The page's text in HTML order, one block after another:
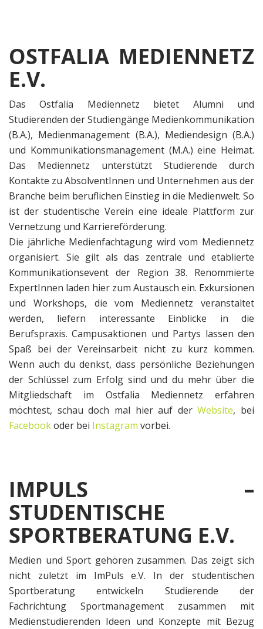
OSTFALIA MEDIENNETZ
E.V.
Das Ostfalia Mediennetz bietet Alumni und
Studierenden der Studiengänge Medienkommunikation
(B.A.), Medienmanagement (B.A.), Mediendesign (B.A.)
und Kommunikationsmanagement (M.A.) eine Heimat.
Das Mediennetz unterstützt Studierende durch
Kontakte zu AbsolventInnen und Unternehmen aus der
Branche beim beruflichen Einstieg in die Medienwelt. So
ist der studentische Verein eine ideale Plattform zur
Vernetzung und Karriereförderung.
Die jährliche Medienfachtagung wird vom Mediennetz
organisiert. Sie gilt als das zentrale und etablierte
Kommunikationsevent der Region 38. Renommierte
ExpertInnen laden hier zum Austausch ein. Exkursionen
und Workshops, die vom Mediennetz veranstaltet
werden, liefern interessante Einblicke in die
Berufspraxis. Campusaktionen und Partys lassen den
Spaß bei der Vereinsarbeit nicht zu kurz kommen.
Wenn auch du denkst, dass persönliche Beziehungen
der Schlüssel zum Erfolg sind und du mehr über die
Mitgliedschaft im Ostfalia Mediennetz erfahren
möchtest, schau doch mal hier auf derWebsite, bei
Facebookoder bei Instagram vorbei.
IMPULS –
STUDENTISCHE
SPORTBERATUNG E.V.
Medien und Sport gehören zusammen. Das zeigt sich
nicht zuletzt im ImPuls e.V. In der studentischen
Sportberatung entwickeln Studierende der
Fachrichtung Sportmanagement zusammen mit
Medienstudierenden Ideen und Konzepte mit Bezug